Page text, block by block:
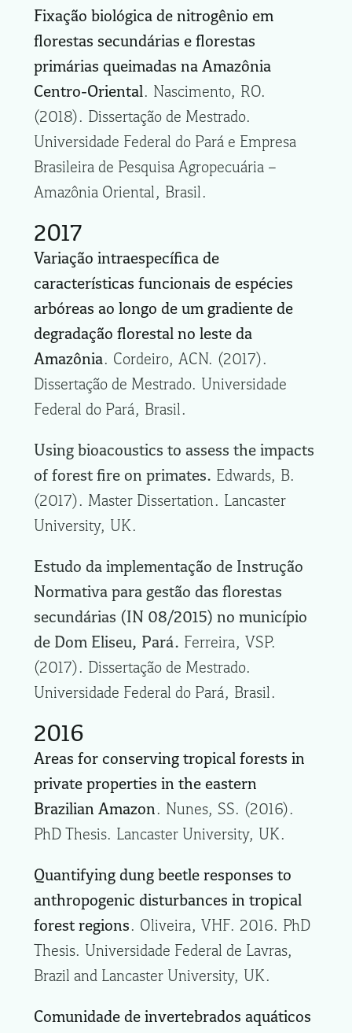
Fixação biológica de nitrogênio em
florestas secundárias e florestas
primárias queimadas na Amazônia
Centro-Oriental. Nascimento, RO.
(2018). Dissertação de Mestrado.
Universidade Federal do Pará e Empresa
Brasileira de Pesquisa Agropecuária –
Amazônia Oriental, Brasil.
2017
Variação intraespecífica de
características funcionais de espécies
arbóreas ao longo de um gradiente de
degradação florestal no leste da
Amazônia. Cordeiro, ACN. (2017).
Dissertação de Mestrado. Universidade
Federal do Pará, Brasil.
Using bioacoustics to assess the impacts
of forest fire on primates. Edwards, B.
(2017). Master Dissertation. Lancaster
University, UK.
Estudo da implementação de Instrução
Normativa para gestão das florestas
secundárias (IN 08/2015) no município
de Dom Eliseu, Pará. Ferreira, VSP.
(2017). Dissertação de Mestrado.
Universidade Federal do Pará, Brasil.
2016
Areas for conserving tropical forests in
private properties in the eastern
Brazilian Amazon. Nunes, SS. (2016).
PhD Thesis. Lancaster University, UK.
Quantifying dung beetle responses to
anthropogenic disturbances in tropical
forest regions. Oliveira, VHF. 2016. PhD
Thesis. Universidade Federal de Lavras,
Brazil and Lancaster University, UK.
Comunidade de invertebrados aquáticos